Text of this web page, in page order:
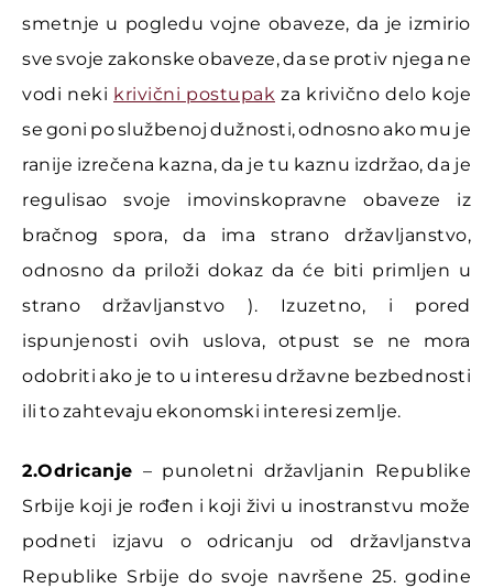
smetnje u pogledu vojne obaveze, da je izmirio
sve svoje zakonske obaveze, da se protiv njega ne
vodi neki krivični postupak za krivično delo koje
se goni po službenoj dužnosti, odnosno ako mu je
ranije izrečena kazna, da je tu kaznu izdržao, da je
regulisao svoje imovinskopravne obaveze iz
bračnog spora, da ima strano državljanstvo,
odnosno da priloži dokaz da će biti primljen u
strano državljanstvo ). Izuzetno, i pored
ispunjenosti ovih uslova, otpust se ne mora
odobriti ako je to u interesu državne bezbednosti
ili to zahtevaju ekonomski interesi zemlje.
2.Odricanje – punoletni državljanin Republike
Srbije koji je rođen i koji živi u inostranstvu može
podneti izjavu o odricanju od državljanstva
Republike Srbije do svoje navršene 25. godine